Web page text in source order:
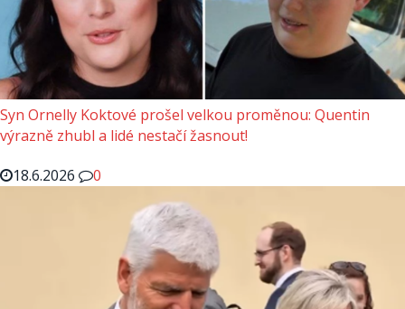
Syn Ornelly Koktové prošel velkou proměnou: Quentin
výrazně zhubl a lidé nestačí žasnout!
18.6.2026
0